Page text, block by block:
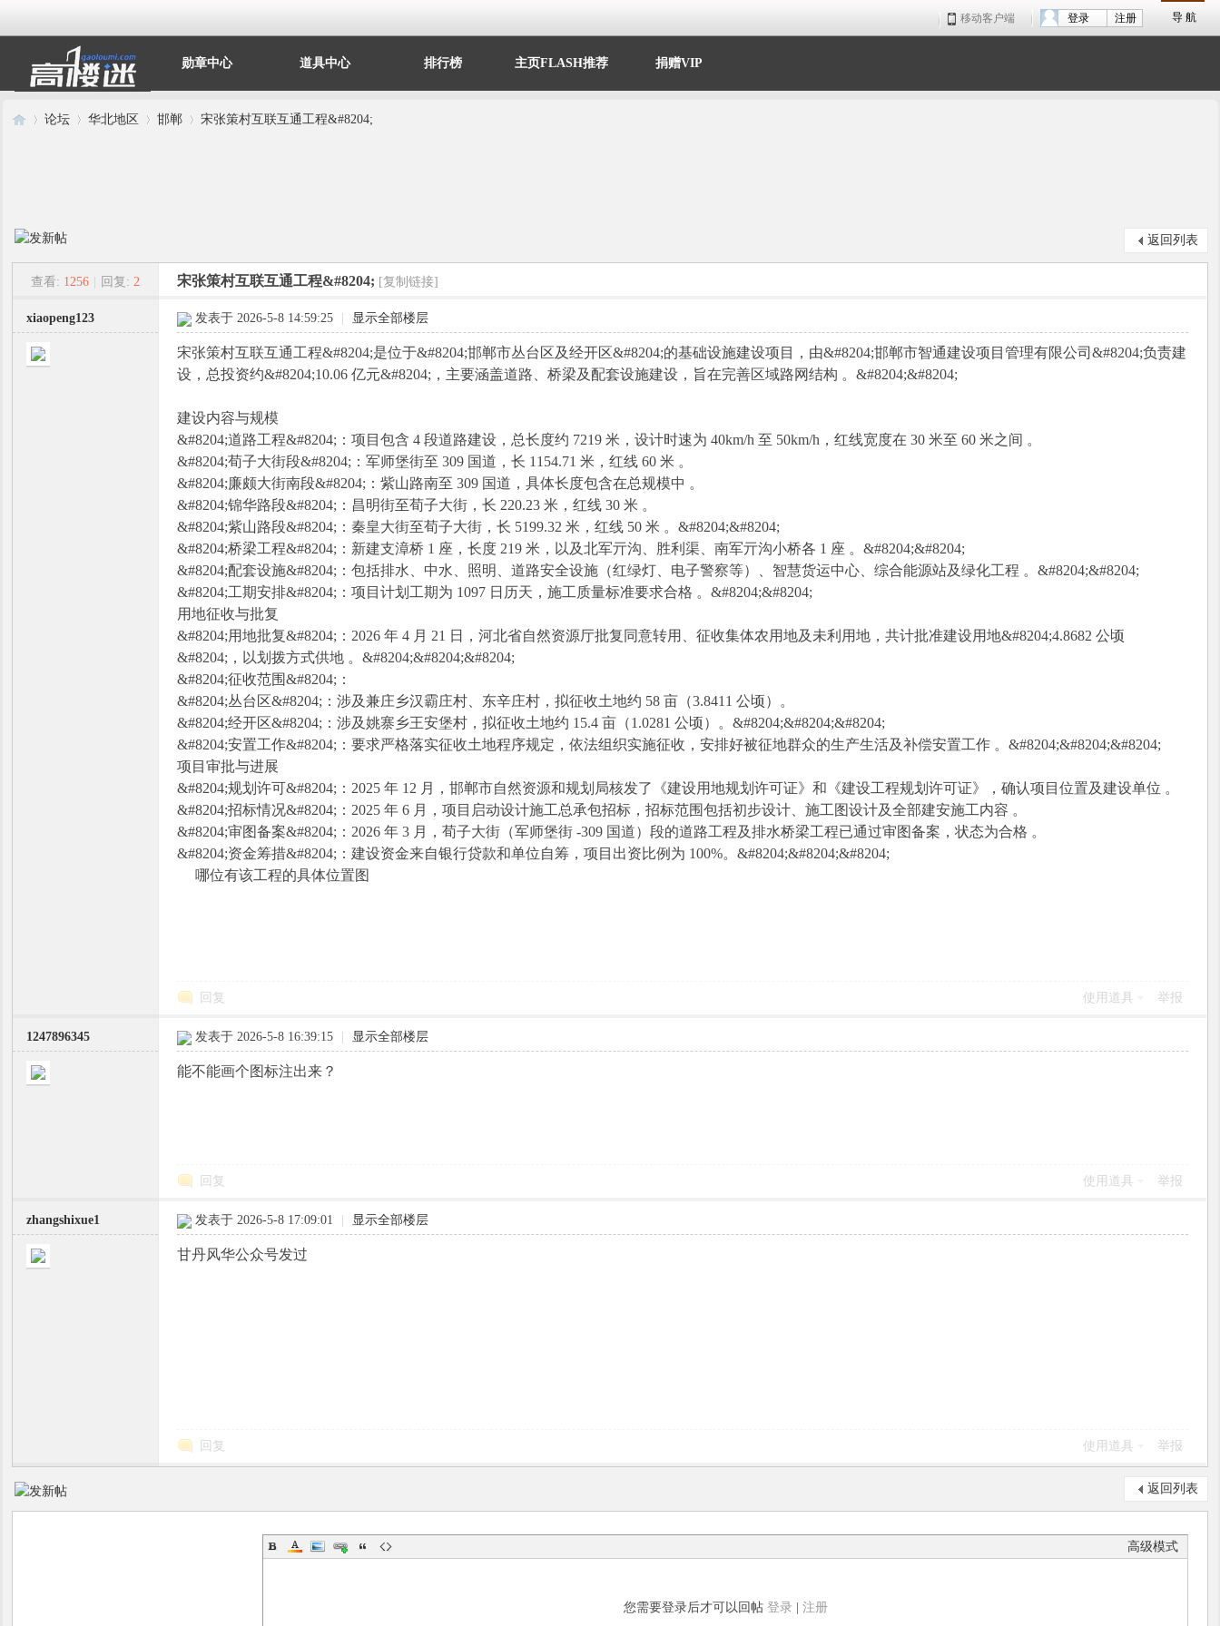
导 航
移动客户端 注册
登录
勋章中心 道具中心 排行榜 主页FLASH推荐 捐赠VIP
论坛 华北地区 邯郸 宋张策村互联互通工程&#8204;
返回列表
查看: 1256 回复: 2 宋张策村互联互通工程&#8204; [复制链接]
xiaopeng123 发表于 2026-5-8 14:59:25 显示全部楼层
宋张策村互联互通工程&#8204;是位于&#8204;邯郸市丛台区及经开区&#8204;的基础设施建设项目，由&#8204;邯郸市智通建设项目管理有限公司&#8204;负责建
设，总投资约&#8204;10.06 亿元&#8204;，主要涵盖道路、桥梁及配套设施建设，旨在完善区域路网结构 。&#8204;&#8204;
建设内容与规模
&#8204;道路工程&#8204;：项目包含 4 段道路建设，总长度约 7219 米，设计时速为 40km/h 至 50km/h，红线宽度在 30 米至 60 米之间 。
&#8204;荀子大街段&#8204;：军师堡街至 309 国道，长 1154.71 米，红线 60 米 。
&#8204;廉颇大街南段&#8204;：紫山路南至 309 国道，具体长度包含在总规模中 。
&#8204;锦华路段&#8204;：昌明街至荀子大街，长 220.23 米，红线 30 米 。
&#8204;紫山路段&#8204;：秦皇大街至荀子大街，长 5199.32 米，红线 50 米 。&#8204;&#8204;
&#8204;桥梁工程&#8204;：新建支漳桥 1 座，长度 219 米，以及北军亓沟、胜利渠、南军亓沟小桥各 1 座 。&#8204;&#8204;
&#8204;配套设施&#8204;：包括排水、中水、照明、道路安全设施（红绿灯、电子警察等）、智慧货运中心、综合能源站及绿化工程 。&#8204;&#8204;
&#8204;工期安排&#8204;：项目计划工期为 1097 日历天，施工质量标准要求合格 。&#8204;&#8204;
用地征收与批复
&#8204;用地批复&#8204;：2026 年 4 月 21 日，河北省自然资源厅批复同意转用、征收集体农用地及未利用地，共计批准建设用地&#8204;4.8682 公顷
&#8204;，以划拨方式供地 。&#8204;&#8204;&#8204;
&#8204;征收范围&#8204;：
&#8204;丛台区&#8204;：涉及兼庄乡汉霸庄村、东辛庄村，拟征收土地约 58 亩（3.8411 公顷）。
&#8204;经开区&#8204;：涉及姚寨乡王安堡村，拟征收土地约 15.4 亩（1.0281 公顷）。&#8204;&#8204;&#8204;
&#8204;安置工作&#8204;：要求严格落实征收土地程序规定，依法组织实施征收，安排好被征地群众的生产生活及补偿安置工作 。&#8204;&#8204;&#8204;
项目审批与进展
&#8204;规划许可&#8204;：2025 年 12 月，邯郸市自然资源和规划局核发了《建设用地规划许可证》和《建设工程规划许可证》，确认项目位置及建设单位 。
&#8204;招标情况&#8204;：2025 年 6 月，项目启动设计施工总承包招标，招标范围包括初步设计、施工图设计及全部建安施工内容 。
&#8204;审图备案&#8204;：2026 年 3 月，荀子大街（军师堡街 -309 国道）段的道路工程及排水桥梁工程已通过审图备案，状态为合格 。
&#8204;资金筹措&#8204;：建设资金来自银行贷款和单位自筹，项目出资比例为 100%。&#8204;&#8204;&#8204;
哪位有该工程的具体位置图
回复 使用道具 举报
1247896345 发表于 2026-5-8 16:39:15 显示全部楼层
能不能画个图标注出来？
回复 使用道具 举报
zhangshixue1 发表于 2026-5-8 17:09:01 显示全部楼层
甘丹风华公众号发过
回复 使用道具 举报
返回列表
高级模式
您需要登录后才可以回帖 登录 注册